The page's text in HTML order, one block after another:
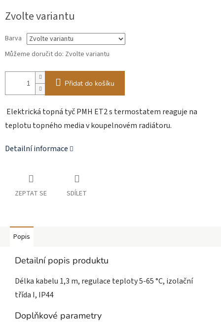
cena:
Zvolte variantu
Barva
Můžeme doručit do: Zvolte variantu
Přidat do košíku
Elektrická topná tyč PMH ET2 s termostatem reaguje na
teplotu topného media v koupelnovém radiátoru.
Detailní informace
ZEPTAT SE SDÍLET
Popis
Detailní popis produktu
Délka kabelu 1,3 m, regulace teploty 5-65 °C, izolační
třída I, IP44
Doplňkové parametry